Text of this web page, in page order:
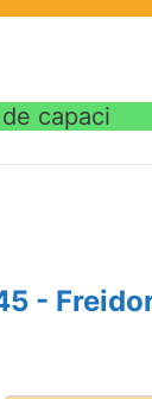
capaci
-